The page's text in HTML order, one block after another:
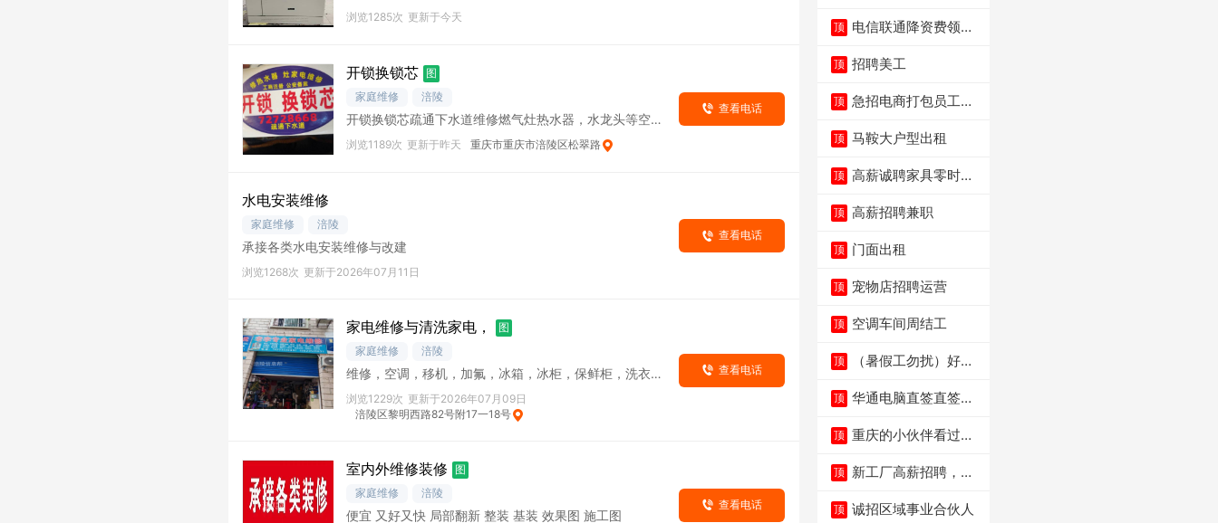
浏览1285次 更新于今天
开锁换锁芯 图
家庭维修
涪陵
开锁换锁芯疏通下水道维修燃气灶热水器，水龙头等空调
维修加氟 化粪池清掏
浏览1189次 更新于昨天 重庆市重庆市涪陵区松翠路
查看电话
水电安装维修
家庭维修 涪陵
承接各类水电安装维修与改建
浏览1268次 更新于2026年07月11日
查看电话
家电维修与清洗家电，
图
家庭维修
涪陵
维修，空调，移机，加氟，冰箱，冰柜，保鲜柜，洗衣
机，热水器，燃气灶，油烟机，等各种大小家电。 清洗
浏览1229次 更新于2026年07月09日
涪陵区黎明西路82号附17一18号
查看电话
室内外维修装修
图
家庭维修
涪陵
便宜 又好又快 局部翻新 整装 基装 效果图 施工图
查看电话
顶 电信联通降资费领价
顶 招聘美工
顶 急招电商打包员工作
顶 马鞍大户型出租
顶 高薪诚聘家具零时促
顶 高薪招聘兼职
顶 门面出租
顶 宠物店招聘运营
顶 空调车间周结工
顶
（暑假工勿扰）好想
顶 华通电脑直签直签直
顶 重庆的小伙伴看过
本
顶 新工厂高薪招聘，普
顶 诚招区域事业合伙人